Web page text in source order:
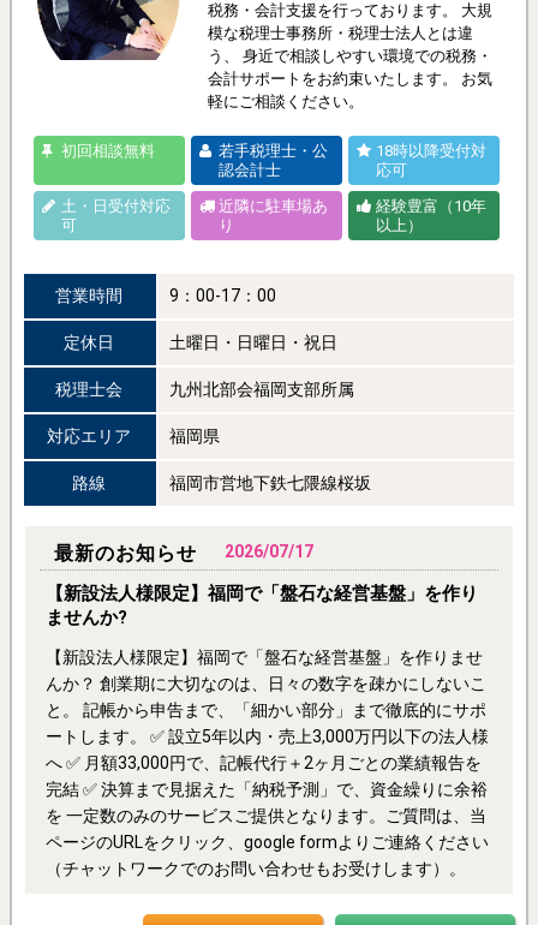
税務・会計支援を行っております。 大規
模な税理士事務所・税理士法人とは違
う、 身近で相談しやすい環境での税務・
会計サポートをお約束いたします。 お気
軽にご相談ください。
初回相談無料
若手税理士・公
認会計士
18時以降受付対
応可
土・日受付対応
可
近隣に駐車場あ
り
経験豊富（10年
以上）
営業時間 9：00-17：00
定休日 土曜日・日曜日・祝日
税理士会 九州北部会福岡支部所属
対応エリア 福岡県
路線 福岡市営地下鉄七隈線桜坂
最新のお知らせ 2026/07/17
【新設法人様限定】福岡で「盤石な経営基盤」を作り
ませんか?
【新設法人様限定】福岡で「盤石な経営基盤」を作りませ
んか？ 創業期に大切なのは、日々の数字を疎かにしないこ
と。 記帳から申告まで、「細かい部分」まで徹底的にサポ
ートします。 ✅ 設立5年以内・売上3,000万円以下の法人様
へ ✅ 月額33,000円で、記帳代行＋2ヶ月ごとの業績報告を
完結 ✅ 決算まで見据えた「納税予測」で、資金繰りに余裕
を 一定数のみのサービスご提供となります。ご質問は、当
ページのURLをクリック、google formよりご連絡ください
（チャットワークでのお問い合わせもお受けします）。